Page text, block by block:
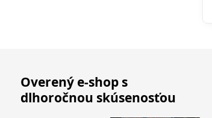
Overený e-shop s
dlhoročnou skúsenosťou